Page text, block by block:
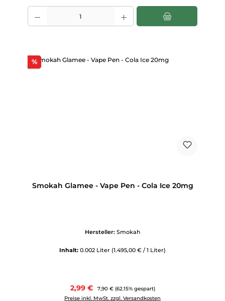
Produkt Anzahl: Gib den gewünschten Wert ein oder benutze die
%Rabatt
Smokah Glamee - Vape Pen - Cola Ice 20mg
Hersteller: Smokah
Inhalt: 0.002 Liter (1.495,00 € / 1 Liter)
Verkaufspreis:
2,99 € Regulärer Preis:
7,90 € (62.15% gespart)
Preise inkl. MwSt. zzgl. Versandkosten